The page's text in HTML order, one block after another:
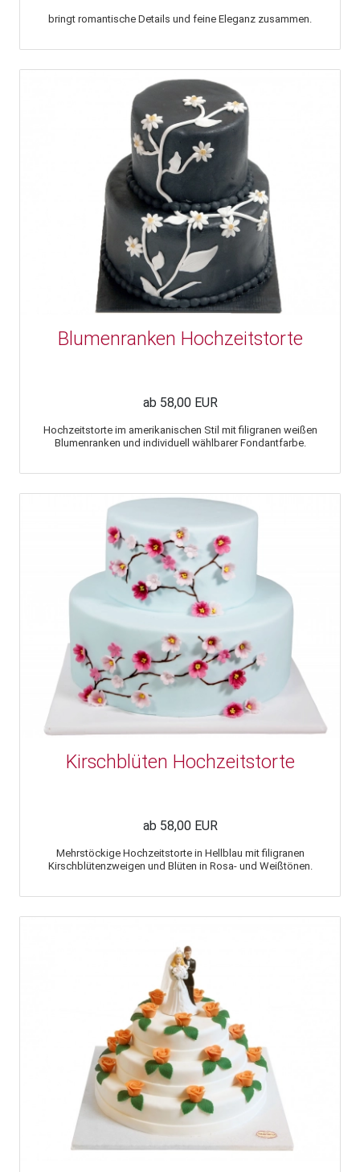
bringt romantische Details und feine Eleganz zusammen.
Blumenranken Hochzeitstorte
ab 58,00 EUR
Hochzeitstorte im amerikanischen Stil mit filigranen weißen
Blumenranken und individuell wählbarer Fondantfarbe.
Kirschblüten Hochzeitstorte
ab 58,00 EUR
Mehrstöckige Hochzeitstorte in Hellblau mit filigranen
Kirschblütenzweigen und Blüten in Rosa- und Weißtönen.